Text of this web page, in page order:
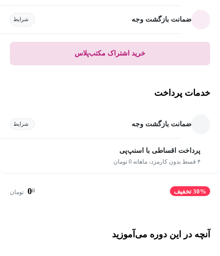
ضمانت بازگشت وجه شرایط
خرید اشتراک مکتب‌پلاس
خدمات پرداخت
ضمانت بازگشت وجه شرایط
پرداخت اقساطی با اسنپ‌پی
۴ قسط بدون کارمزد، ماهانه 0 تومان
30% تخفیف 0
0 تومان
آنچه در این دوره می‌آموزید